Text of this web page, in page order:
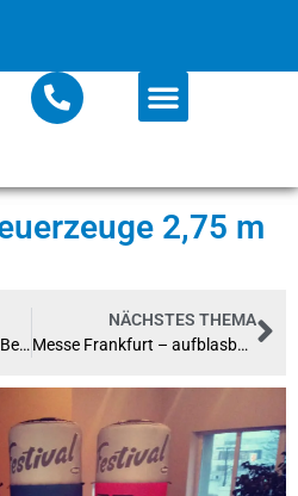
2,75 m
Aufblasbarer Messestand Best of Events 2019
NÄCHSTES THEMA
Messe Frankfurt – aufblasbare Kissen als Deckendeko